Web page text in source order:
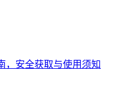
，安全获取与使用须知